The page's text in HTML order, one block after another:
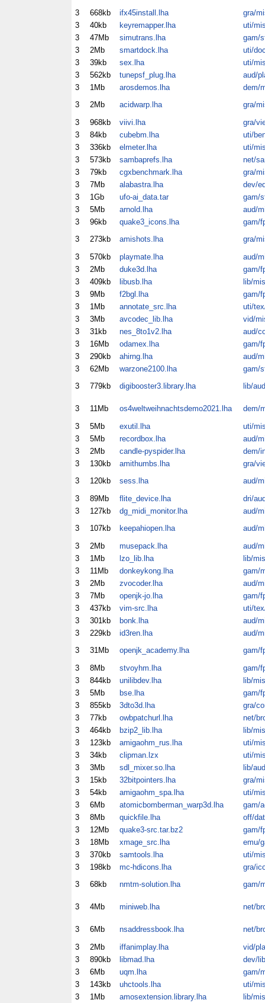
3
668kb ifx45install.lha
gra/
3
40kb keyremapper.lha
uti/
3
47Mb simutrans.lha
gam/
3
2Mb smartdock.lha
uti/
3
39kb sex.lha
uti/
3
562kb tunepsf_plug.lha
aud/
3
1Mb arosdemos.lha
dem/
3
2Mb acidwarp.lha
gra/
3
968kb viivi.lha
gra/
3
84kb cubebm.lha
uti/
3
336kb elmeter.lha
uti/
3
573kb sambaprefs.lha
net/
3
79kb cgxbenchmark.lha
gra/
3
7Mb alabastra.lha
dev/
3
1Gb ufo-ai_data.tar
gam/
3
5Mb arnold.lha
aud/
3
96kb quake3_icons.lha
gam/
3
273kb amishots.lha
gra/
3
570kb playmate.lha
aud/
3
2Mb duke3d.lha
gam/
3
409kb libusb.lha
lib/mis
3
9Mb f2bgl.lha
gam/
3
1Mb annotate_src.lha
uti/
3
3Mb avcodec_lib.lha
vid/
3
31kb nes_8to1v2.lha
aud/
3
16Mb odamex.lha
gam/
3
290kb ahirng.lha
aud/
3
62Mb warzone2100.lha
gam/
3
779kb digibooster3.library.lha lib/aud
3 11Mb os4weltweihnachtsdemo2021.lha
dem/
3
5Mb exutil.lha
uti/
3
5Mb recordbox.lha
aud/
3
2Mb candle-pyspider.lha
dem/
3
130kb amithumbs.lha
gra/
3
120kb sess.lha
aud/
3
89Mb flite_device.lha
dri/
3
127kb dg_midi_monitor.lha
aud/
3
107kb keepahiopen.lha
aud/
3
2Mb musepack.lha
aud/
3
1Mb lzo_lib.lha
lib/mis
3
11Mb donkeykong.lha
gam/
3
2Mb zvocoder.lha
aud/
3
7Mb openjk-jo.lha
gam/
3
437kb vim-src.lha
uti/
3
301kb bonk.lha
aud/
3
229kb id3ren.lha
aud/
3
31Mb openjk_academy.lha
gam/
3
8Mb stvoyhm.lha
gam/
3
844kb unilibdev.lha
lib/mis
3
5Mb bse.lha
gam/
3
855kb 3dto3d.lha
gra/
3
77kb owbpatchurl.lha
net/
3
464kb bzip2_lib.lha
lib/mis
3
123kb amigaohm_rus.lha
uti/
3
34kb clipman.lzx
uti/
3
3Mb sdl_mixer.so.lha
lib/aud
3
15kb 32bitpointers.lha
gra/
3
54kb amigaohm_spa.lha
uti/
3
6Mb atomicbomberman_warp3d.lha
gam/
3
8Mb quickfile.lha
off/dat
3
12Mb quake3-src.tar.bz2
gam/
3
18Mb xmage_src.lha
emu/
3
370kb samtools.lha
uti/
3
198kb mc-hdicons.lha
gra/
3
68kb nmtm-solution.lha gam/
3 4Mb miniweb.lha net/
3 6Mb nsaddressbook.lha
net/
3
2Mb iffanimplay.lha
vid/pla
3
890kb libmad.lha
dev/
3
6Mb uqm.lha
gam/
3
143kb uhctools.lha
uti/
3
1Mb amosextension.library.lha lib/mis